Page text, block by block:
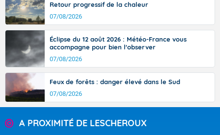
Retour progressif de la chaleur
07/08/2026
Éclipse du 12 août 2026 : Météo-France vous
accompagne pour bien l'observer
07/08/2026
Feux de forêts : danger élevé dans le Sud
07/08/2026
A PROXIMITÉ DE LESCHEROUX